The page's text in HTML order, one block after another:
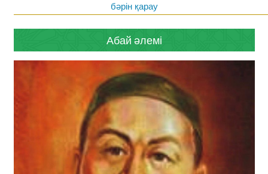
бәрін қарау
Абай әлемі